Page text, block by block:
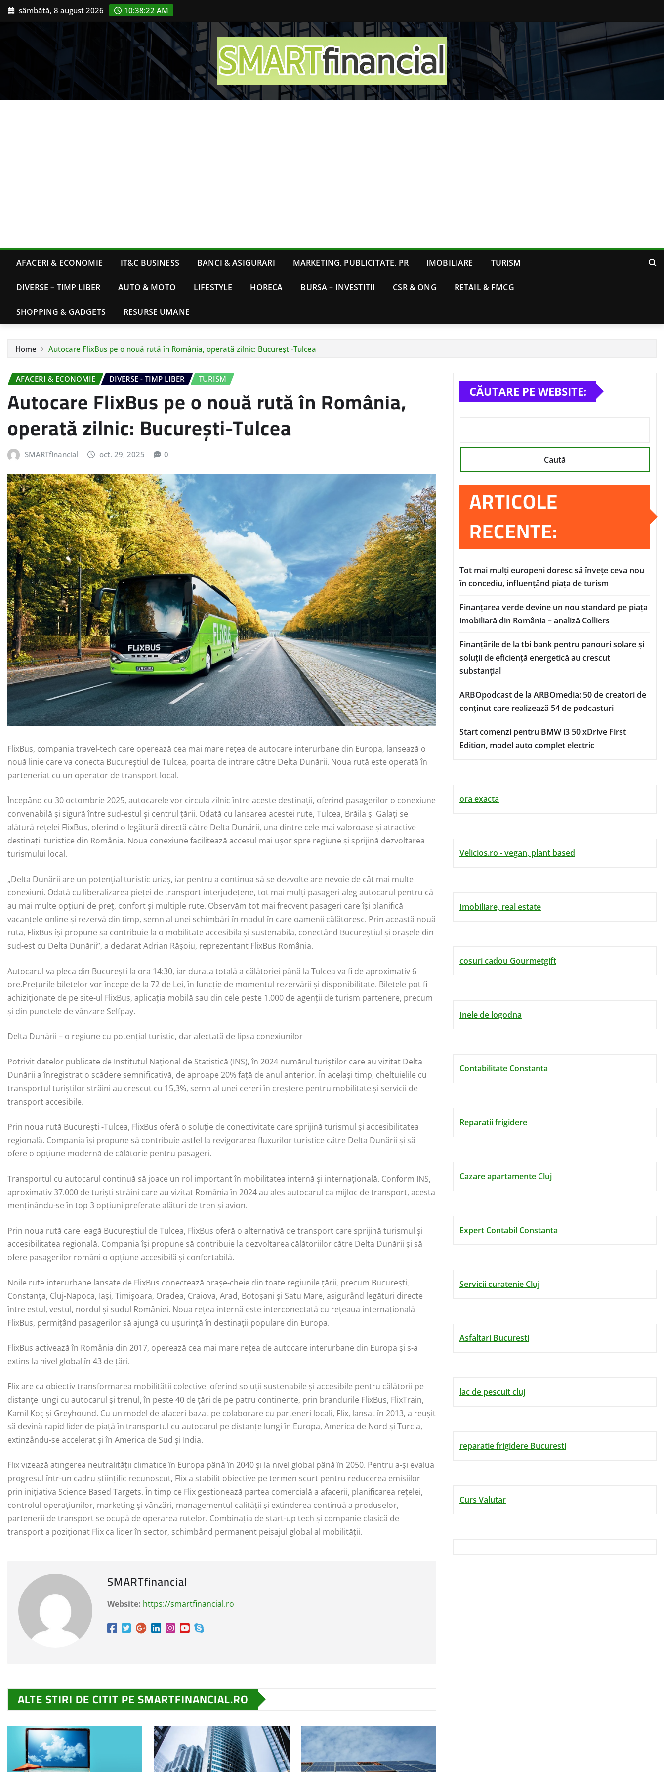
Skip sâmbătă, 8 august 2026 10:38:24 AM
AFACERI & ECONOMIE IT&C BUSINESS BANCI & ASIGURARI MARKETING, PUBLICITATE, PR IMOBILIARE TURISM
DIVERSE – TIMP LIBER AUTO & MOTO LIFESTYLE HORECA BURSA – INVESTITII CSR & ONG RETAIL & FMCG
SHOPPING & GADGETS RESURSE UMANE
Home Autocare FlixBus pe o nouă rută în România, operată zilnic: București-Tulcea
AFACERI & ECONOMIE DIVERSE - TIMP LIBER TURISM
Autocare FlixBus pe o nouă rută în România,
operată zilnic: București-Tulcea
SMARTfinancial oct. 29, 2025 0
FlixBus, compania travel-tech care operează cea mai mare rețea de autocare interurbane din Europa, lansează o
nouă linie care va conecta Bucureștiul de Tulcea, poarta de intrare către Delta Dunării. Noua rută este operată în
parteneriat cu un operator de transport local.
Începând cu 30 octombrie 2025, autocarele vor circula zilnic între aceste destinații, oferind pasagerilor o conexiune
convenabilă și sigură între sud-estul și centrul țării. Odată cu lansarea acestei rute, Tulcea, Brăila și Galați se
alătură rețelei FlixBus, oferind o legătură directă către Delta Dunării, una dintre cele mai valoroase și atractive
destinații turistice din România. Noua conexiune facilitează accesul mai ușor spre regiune și sprijină dezvoltarea
turismului local.
„Delta Dunării are un potențial turistic uriaș, iar pentru a continua să se dezvolte are nevoie de cât mai multe
conexiuni. Odată cu liberalizarea pieței de transport interjudețene, tot mai mulți pasageri aleg autocarul pentru că
au mai multe opțiuni de preț, confort și multiple rute. Observăm tot mai frecvent pasageri care își planifică
vacanțele online și rezervă din timp, semn al unei schimbări în modul în care oamenii călătoresc. Prin această nouă
rută, FlixBus își propune să contribuie la o mobilitate accesibilă și sustenabilă, conectând Bucureștiul și orașele din
sud-est cu Delta Dunării”, a declarat Adrian Rășoiu, reprezentant FlixBus România.
Autocarul va pleca din București la ora 14:30, iar durata totală a călătoriei până la Tulcea va fi de aproximativ 6
ore.Prețurile biletelor vor începe de la 72 de Lei, în funcție de momentul rezervării și disponibilitate. Biletele pot fi
achiziționate de pe site-ul FlixBus, aplicația mobilă sau din cele peste 1.000 de agenții de turism partenere, precum
și din punctele de vânzare Selfpay.
Delta Dunării – o regiune cu potențial turistic, dar afectată de lipsa conexiunilor
Potrivit datelor publicate de Institutul Național de Statistică (INS), în 2024 numărul turiștilor care au vizitat Delta
Dunării a înregistrat o scădere semnificativă, de aproape 20% față de anul anterior. În același timp, cheltuielile cu
transportul turiștilor străini au crescut cu 15,3%, semn al unei cereri în creștere pentru mobilitate și servicii de
transport accesibile.
Prin noua rută București -Tulcea, FlixBus oferă o soluție de conectivitate care sprijină turismul și accesibilitatea
regională. Compania își propune să contribuie astfel la revigorarea fluxurilor turistice către Delta Dunării și să
ofere o opțiune modernă de călătorie pentru pasageri.
Transportul cu autocarul continuă să joace un rol important în mobilitatea internă și internațională. Conform INS,
aproximativ 37.000 de turiști străini care au vizitat România în 2024 au ales autocarul ca mijloc de transport, acesta
menținându-se în top 3 opțiuni preferate alături de tren și avion.
Prin noua rută care leagă Bucureștiul de Tulcea, FlixBus oferă o alternativă de transport care sprijină turismul și
accesibilitatea regională. Compania își propune să contribuie la dezvoltarea călătoriilor către Delta Dunării și să
ofere pasagerilor români o opțiune accesibilă și confortabilă.
Noile rute interurbane lansate de FlixBus conectează orașe-cheie din toate regiunile țării, precum București,
Constanța, Cluj-Napoca, Iași, Timișoara, Oradea, Craiova, Arad, Botoșani și Satu Mare, asigurând legături directe
între estul, vestul, nordul și sudul României. Noua rețea internă este interconectată cu rețeaua internațională
FlixBus, permițând pasagerilor să ajungă cu ușurință în destinații populare din Europa.
FlixBus activează în România din 2017, operează cea mai mare rețea de autocare interurbane din Europa și s-a
extins la nivel global în 43 de țări.
Flix are ca obiectiv transformarea mobilității colective, oferind soluții sustenabile și accesibile pentru călătorii pe
distanțe lungi cu autocarul și trenul, în peste 40 de țări de pe patru continente, prin brandurile FlixBus, FlixTrain,
Kamil Koç și Greyhound. Cu un model de afaceri bazat pe colaborare cu parteneri locali, Flix, lansat în 2013, a reușit
să devină rapid lider de piață în transportul cu autocarul pe distanțe lungi în Europa, America de Nord și Turcia,
extinzându-se accelerat și în America de Sud și India.
Flix vizează atingerea neutralității climatice în Europa până în 2040 și la nivel global până în 2050. Pentru a-și evalua
progresul într-un cadru științific recunoscut, Flix a stabilit obiective pe termen scurt pentru reducerea emisiilor
prin inițiativa Science Based Targets. În timp ce Flix gestionează partea comercială a afacerii, planificarea rețelei,
controlul operațiunilor, marketing și vânzări, managementul calității și extinderea continuă a produselor,
partenerii de transport se ocupă de operarea rutelor. Combinația de start-up tech și companie clasică de
transport a poziționat Flix ca lider în sector, schimbând permanent peisajul global al mobilității.
SMARTfinancial
Website: https://smartfinancial.ro
ALTE STIRI DE CITIT PE SMARTFINANCIAL.RO
CĂUTARE PE WEBSITE:
Caută
ARTICOLE
RECENTE:
Tot mai mulți europeni doresc să învețe ceva nou
în concediu, influențând piața de turism
Finanțarea verde devine un nou standard pe piața
imobiliară din România – analiză Colliers
Finanțările de la tbi bank pentru panouri solare și
soluții de eficiență energetică au crescut
substanțial
ARBOpodcast de la ARBOmedia: 50 de creatori de
conținut care realizează 54 de podcasturi
Start comenzi pentru BMW i3 50 xDrive First
Edition, model auto complet electric
ora exacta
Velicios.ro - vegan, plant based
Imobiliare, real estate
cosuri cadou Gourmetgift
Inele de logodna
Contabilitate Constanta
Reparatii frigidere
Cazare apartamente Cluj
Expert Contabil Constanta
Servicii curatenie Cluj
Asfaltari Bucuresti
lac de pescuit cluj
reparatie frigidere Bucuresti
Curs Valutar